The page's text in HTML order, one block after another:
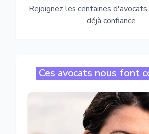
Rejoignez les centaines
déjà confiance
Ces avocats nous font